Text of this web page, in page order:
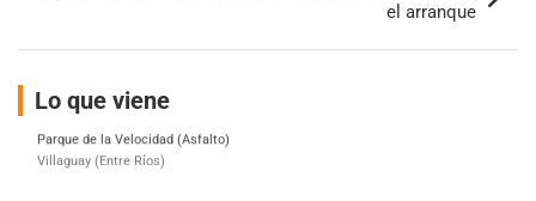
el arranque
Lo que viene
Parque de la Velocidad (Asfalto)
VICTORIENSE - F7